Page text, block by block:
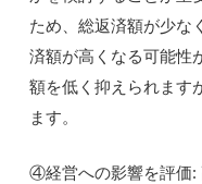
ため、総返済額が少な
済額が高くなる可能性
額を低く抑えられます
ます。
④経営への影響を評価: